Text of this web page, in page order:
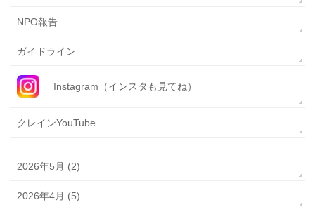
NPO報告
ガイドライン
Instagram（インスタも見てね）
クレインYouTube
2026年5月 (2)
2026年4月 (5)